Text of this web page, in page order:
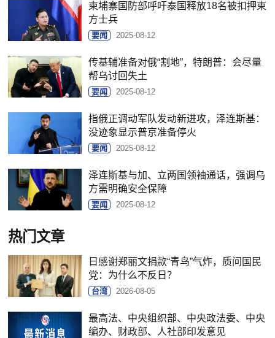
柬埔寨国防部呼吁泰国释放18名被扣押柬
方士兵
要闻 2025-08-12
传基辅准备对俄“割地”，特朗普：会尽量
帮乌讨回失土
要闻 2025-08-12
指俄正调动军队发动新进攻，泽连斯基：
没迹象显示普京准备停火
要闻 2025-08-12
泽连斯基与加、立两国领袖通话，强调乌
方需明确安全保障
要闻 2025-08-12
热门文章
日感谢郑丽文捐款“青鸟”气炸，质问国民
党：为什么不反日？
台湾 2026-08-05
最高法、中央组织部、中央政法委、中央
编办、财政部、人社部印发意见